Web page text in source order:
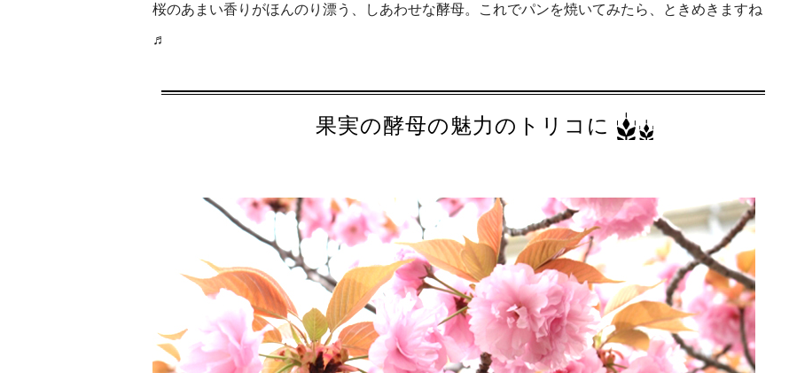
桜のあまい香りがほんのり漂う、しあわせな酵母。これでパンを焼いてみたら、ときめきますね
♬
果実の酵母の魅力のトリコに